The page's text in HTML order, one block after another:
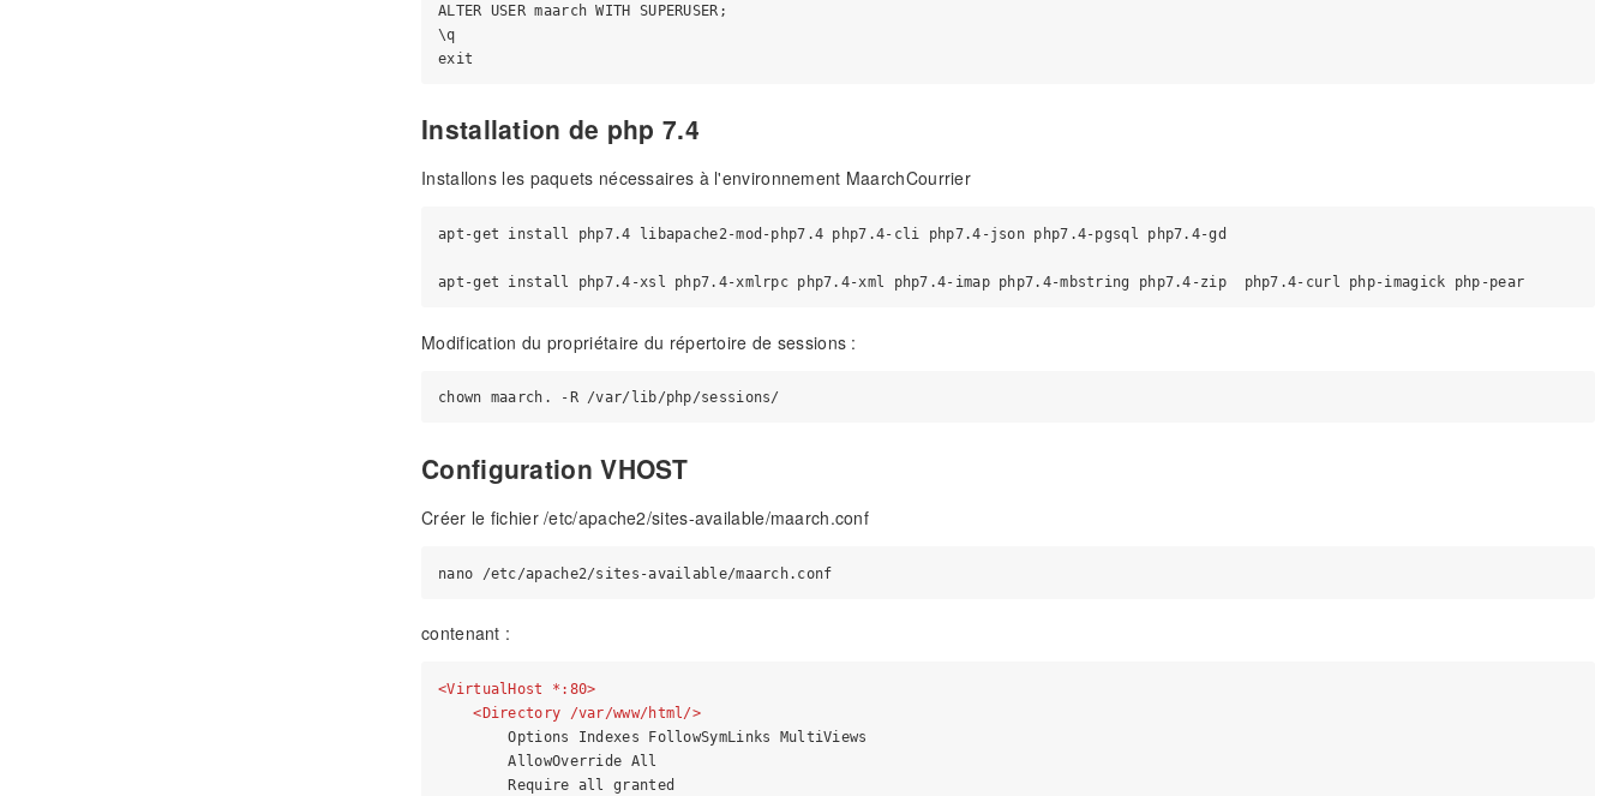
ALTER USER maarch WITH SUPERUSER;
\q
Installation de php 7.4
Installons les paquets nécessaires à l'environnement MaarchCourrier
apt-get install php7.4 libapache2-mod-php7.4 php7.4-cli php7.4-json php7.4-pgsql php7.4-gd
Modification du propriétaire du répertoire de sessions :
Configuration VHOST
Créer le fichier /etc/apache2/sites-available/maarch.conf
contenant :
<VirtualHost * :80>
< Directory /var/www/html/>
        Options Indexes FollowSymLinks MultiViews
        AllowOverride All
        Require all granted